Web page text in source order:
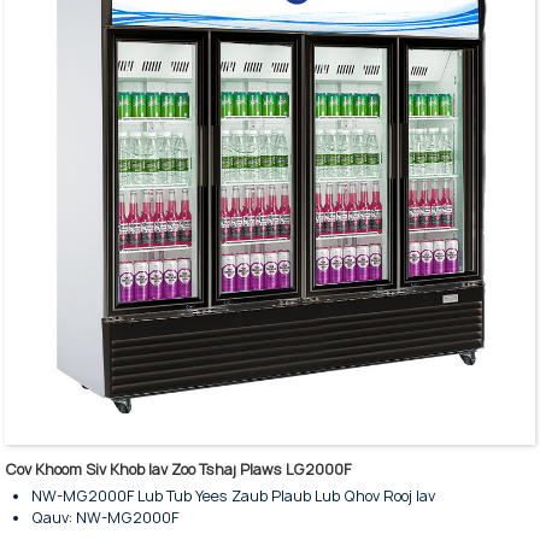
Qhov rooj iav tempered ruaj khov
Xaiv tau hom qhov rooj kaw nws tus kheej thiab xauv
Sab nraud yog stainless hlau, sab hauv yog txhuas
Hmoov-coated nto muaj nyob rau hauv dawb thiab kev cai xim
Suab nrov tsawg thiab siv hluav taws xob tsawg
Tooj liab fin evaporator rau kev ua haujlwm siab thiab lub neej ntev
Cov log hauv qab rau kev tso chaw yooj ywm
Lub thawv teeb pom kev zoo sab saum toj rau kev tshaj tawm
Cov Khoom Siv Khob Iav Zoo Tshaj Plaws LG2000F
NW-MG2000F Lub Tub Yees Zaub Plaub Lub Qhov Rooj Iav
Qauv: NW-MG2000F